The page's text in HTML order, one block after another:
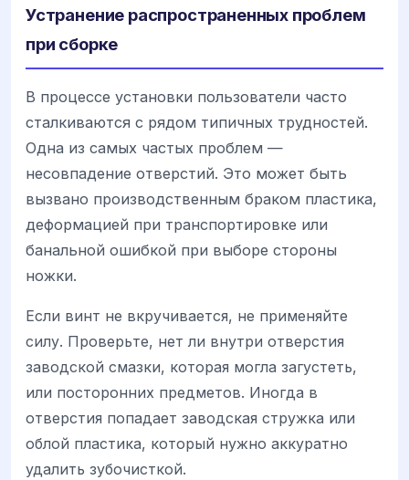
Устранение распространенных проблем
при сборке
В процессе установки пользователи часто
сталкиваются с рядом типичных трудностей.
Одна из самых частых проблем —
несовпадение отверстий. Это может быть
вызвано производственным браком пластика,
деформацией при транспортировке или
банальной ошибкой при выборе стороны
ножки.
Если винт не вкручивается, не применяйте
силу. Проверьте, нет ли внутри отверстия
заводской смазки, которая могла загустеть,
или посторонних предметов. Иногда в
отверстия попадает заводская стружка или
облой пластика, который нужно аккуратно
удалить зубочисткой.